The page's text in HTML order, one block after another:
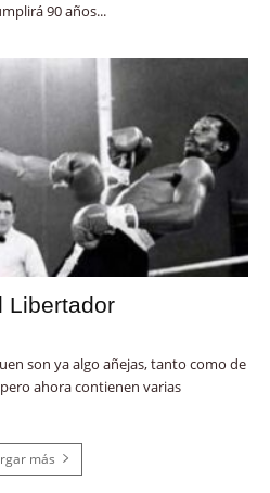
90 años...
Libertador
son ya algo añejas, tanto como de
ahora contienen varias
más